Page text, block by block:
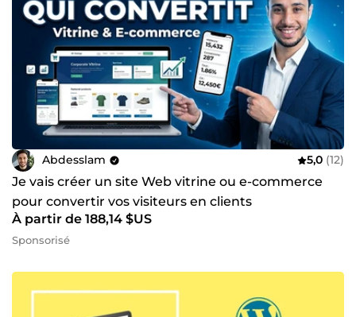
Abdesslam 5,0 (12)
Je vais créer un site Web vitrine ou e-commerce
pour convertir vos visiteurs en clients
À partir de 188,14 $US
Sponsorisé